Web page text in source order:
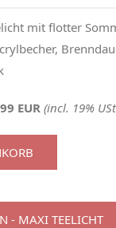
mit flotter
EUR(incl. 19%
- MAXI TEELICHT